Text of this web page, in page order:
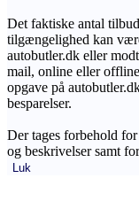
Det faktiske antal
tilgængelighed kan
autobutler.dk eller
mail, online eller
opgave på
besparelser.
Der tages forbehold
og beskrivelser samt
Luk